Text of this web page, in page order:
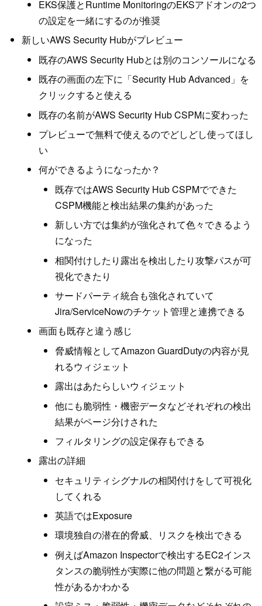
EKS保護とRuntime MonitoringのEKSアドオンの2つ
の設定を一緒にするのが推奨
新しいAWS Security Hubがプレビュー
既存のAWS Security Hubとは別のコンソールになる
既存の画面の左下に「Security Hub Advanced」を
クリックすると使える
既存の名前がAWS Security Hub CSPMに変わった
プレビューで無料で使えるのでどしどし使ってほし
い
何ができるようになったか？
既存ではAWS Security Hub CSPMでできた
CSPM機能と検出結果の集約があった
新しい方では集約が強化されて色々できるよう
になった
相関付けしたり露出を検出したり攻撃パスが可
視化できたり
サードパーティ統合も強化されていて
Jira/ServiceNowのチケット管理と連携できる
画面も既存と違う感じ
脅威情報としてAmazon GuardDutyの内容が見
れるウィジェット
露出はあたらしいウィジェット
他にも脆弱性・機密データなどそれぞれの検出
結果がページ分けされた
フィルタリングの設定保存もできる
露出の詳細
セキュリティシグナルの相関付けをして可視化
してくれる
英語ではExposure
環境独自の潜在的脅威、リスクを検出できる
例えばAmazon Inspectorで検出するEC2インス
タンスの脆弱性が実際に他の問題と繋がる可能
性があるかわかる